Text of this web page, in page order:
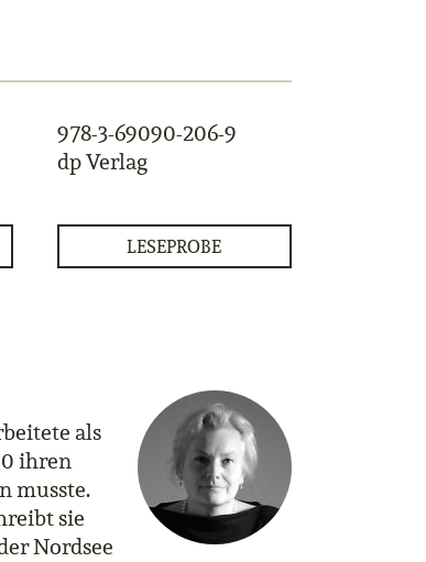
978-3-69090-206-9
dp Verlag
LESEPROBE
als
ihren
musste.
sie
Nordsee